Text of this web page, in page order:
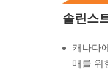
솔린스
캐나다
매를 위